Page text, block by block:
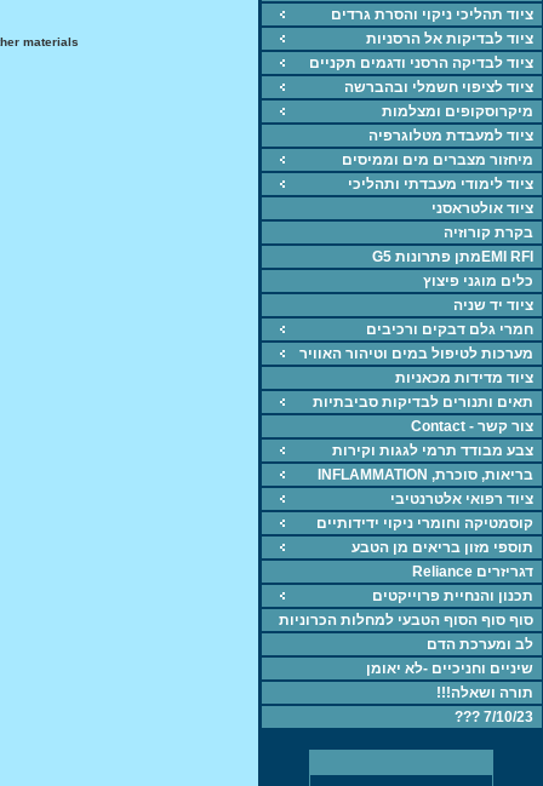
מד עובי צבע, דופן
מכונת מתיחה 60 טון נמסרה
לתעשיה
ציוד תהליכי ניקוי והסרת גרדים
ציוד לבדיקות אל הרסניות
ציוד לבדיקה הרסני ודגמים תקניים
ציוד לציפוי חשמלי ובהברשה
מיקרוסקופים ומצלמות
ציוד למעבדת מטלוגרפיה
מיחזור מצברים מים וממיסים
ציוד לימודי מעבדתי ותהליכי
ציוד אולטראסני
בקרת קורוזיה
EMI RFIמתן פתרונות G5
כלים מוגני פיצוץ
ציוד יד שניה
חמרי גלם דבקים ורכיבים
מערכות לטיפול במים וטיהור האוויר
ציוד מדידות מכאניות
תאים ותנורים לבדיקות סביבתיות
צור קשר - Contact
צבע מבודד תרמי לגגות וקירות
בריאות, סוכרת, INFLAMMATION
ציוד רפואי אלטרנטיבי
קוסמטיקה וחומרי ניקוי ידידותיים
תוספי מזון בריאים מן הטבע
דגריזרים Reliance
תכנון והנחיית פרוייקטים
סוף סוף הסוף הטבעי למחלות הכרוניות
לב ומערכת הדם
שיניים וחניכיים -לא יאומן
תורה ושאלה!!!
7/10/23 ???
materials